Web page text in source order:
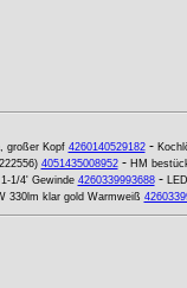
großer Kopf 4260140529182-
4051435008952- HM
1/4' Gewinde 4260339993688-
330lm klar gold Warmweiß